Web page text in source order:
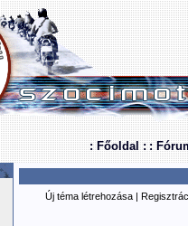
: Főoldal : :
Új téma létrehozása |